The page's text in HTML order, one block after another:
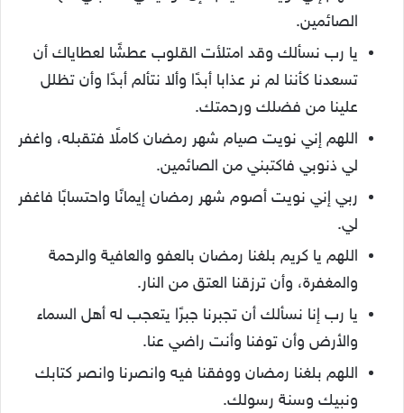
الصائمين.
يا رب نسألك وقد امتلأت القلوب عطشًا لعطاياك أن
تسعدنا كأننا لم نر عذابا أبدًا وألا نتألم أبدًا وأن تظلل
علينا من فضلك ورحمتك.
اللهم إني نويت صيام شهر رمضان كاملًا فتقبله، واغفر
لي ذنوبي فاكتبني من الصائمين.
ربي إني نويت أصوم شهر رمضان إيمانًا واحتسابًا فاغفر
لي.
اللهم يا كريم بلغنا رمضان بالعفو والعافية والرحمة
والمغفرة، وأن ترزقنا العتق من النار.
يا رب إنا نسألك أن تجبرنا جبرًا يتعجب له أهل السماء
والأرض وأن توفنا وأنت راضي عنا.
اللهم بلغنا رمضان ووفقنا فيه وانصرنا وانصر كتابك
ونبيك وسنة رسولك.